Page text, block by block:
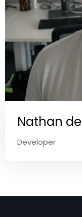
Nathan
Developer